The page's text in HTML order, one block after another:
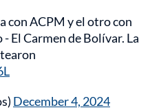
con ACPM y el otro con
El Carmen de Bolívar. La
December 4, 2024